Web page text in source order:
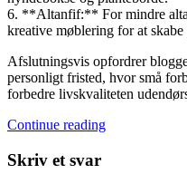
6. **Altanfif:** For mindre
kreative møblering for at
Afslutningsvis opfordrer
personligt fristed, hvor små
forbedre livskvaliteten
Continue reading
Skriv et svar